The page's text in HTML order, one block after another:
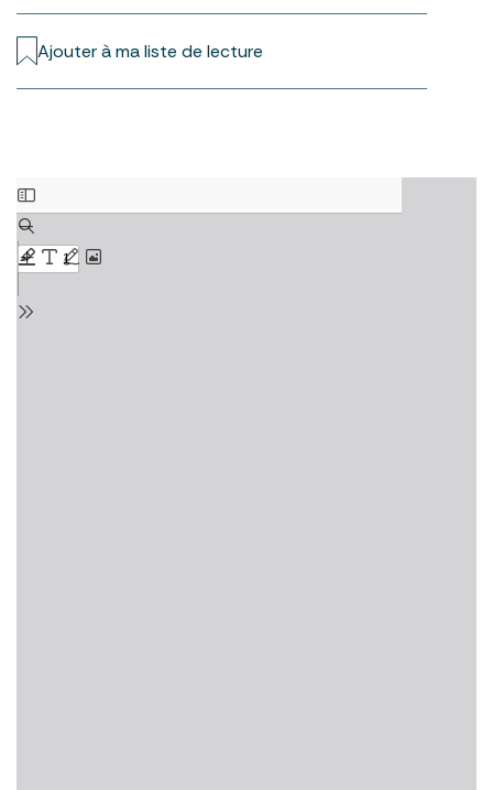
Ajouter à ma liste de lecture